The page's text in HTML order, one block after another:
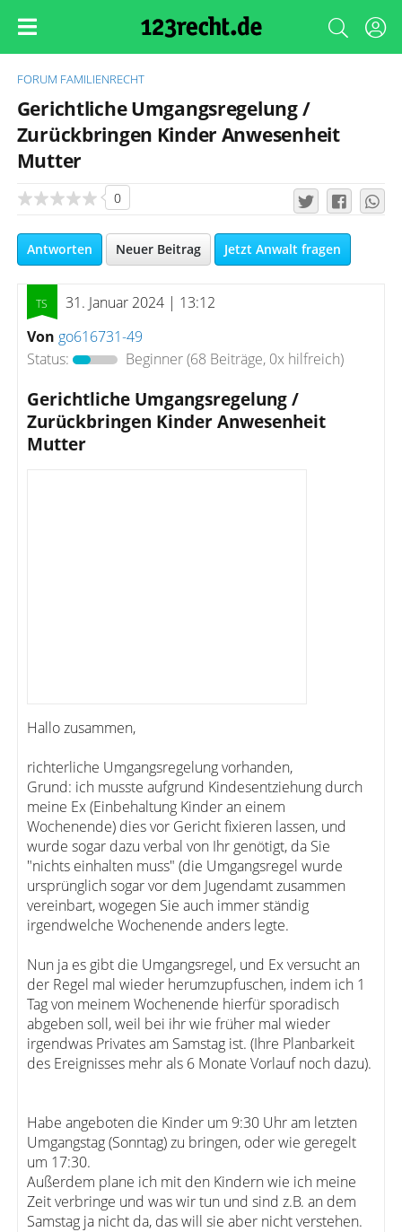
FORUM FAMILIENRECHT
Gerichtliche Umgangsregelung /
Zurückbringen Kinder Anwesenheit
Mutter
0
Antworten Neuer Beitrag Jetzt Anwalt fragen
31. Januar 2024 | 13:12
Von go616731-49
Status:
Beginner(68 Beiträge, 0x hilfreich)
Gerichtliche Umgangsregelung /
Zurückbringen Kinder Anwesenheit
Mutter
Hallo zusammen,
richterliche Umgangsregelung vorhanden,
Grund: ich musste aufgrund Kindesentziehung durch
meine Ex (Einbehaltung Kinder an einem
Wochenende) dies vor Gericht fixieren lassen, und
wurde sogar dazu verbal von Ihr genötigt, da Sie
"nichts einhalten muss" (die Umgangsregel wurde
ursprünglich sogar vor dem Jugendamt zusammen
vereinbart, wogegen Sie auch immer ständig
irgendwelche Wochenende anders legte.
Nun ja es gibt die Umgangsregel, und Ex versucht an
der Regel mal wieder herumzupfuschen, indem ich 1
Tag von meinem Wochenende hierfür sporadisch
abgeben soll, weil bei ihr wie früher mal wieder
irgendwas Privates am Samstag ist. (Ihre Planbarkeit
des Ereignisses mehr als 6 Monate Vorlauf noch dazu).
Habe angeboten die Kinder um 9:30 Uhr am letzten
Umgangstag (Sonntag) zu bringen, oder wie geregelt
um 17:30.
Außerdem plane ich mit den Kindern wie ich meine
Zeit verbringe und was wir tun und sind z.B. an dem
Samstag ja nicht da, das will sie aber nicht verstehen.